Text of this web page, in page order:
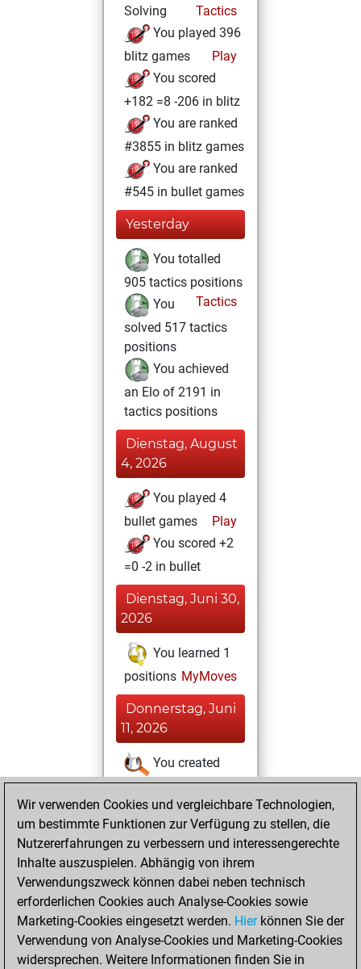
Solving
Tactics
You played 396
blitz games
Play
You scored
+182 =8 -206 in blitz
You are ranked
#3855 in blitz games
You are ranked
#545 in bullet games
Yesterday
You totalled
905 tactics positions
Tactics
You
solved 517 tactics
positions
You achieved
an Elo of 2191 in
tactics positions
Dienstag, August
4, 2026
You played 4
bullet games
Play
You scored +2
=0 -2 in bullet
Dienstag, Juni 30,
2026
You learned 1
positions MyMoves
Donnerstag, Juni
11, 2026
You created
your Studies account
Studies
Sonntag,
August 8, 2021
You created
your Fritz account
Fritz
Dienstag,
Juli 20, 2021
Wir verwenden Cookies und vergleichbare Technologien,
um bestimmte Funktionen zur Verfügung zu stellen, die
Nutzererfahrungen zu verbessern und interessengerechte
Inhalte auszuspielen. Abhängig von ihrem
Verwendungszweck können dabei neben technisch
erforderlichen Cookies auch Analyse-Cookies sowie
Marketing-Cookies eingesetzt werden. Hierkönnen Sie der
Verwendung von Analyse-Cookies und Marketing-Cookies
widersprechen. Weitere Informationen finden Sie in